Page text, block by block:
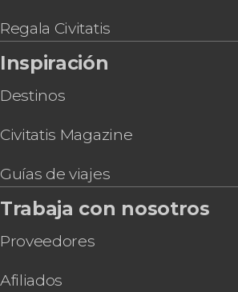
Regala Civitatis
Inspiración
Destinos
Civitatis Magazine
Guías de viajes
Trabaja con nosotros
Proveedores
Afiliados